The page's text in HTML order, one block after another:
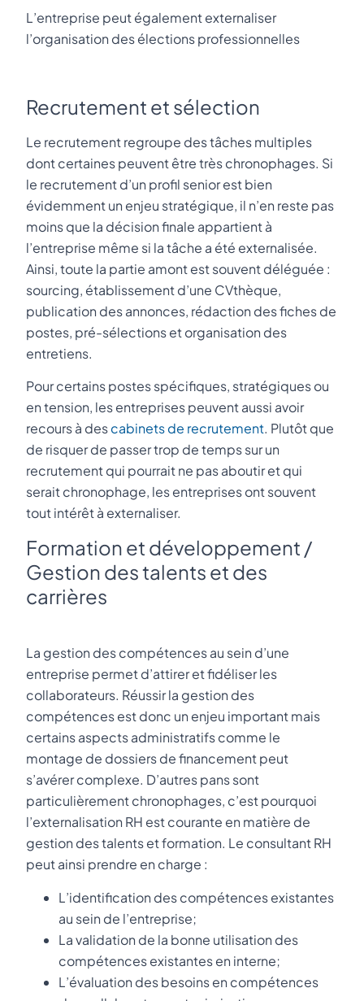
L’entreprise peut également externaliser
l’organisation des élections professionnelles
Recrutement et sélection
Le recrutement regroupe des tâches multiples
dont certaines peuvent être très chronophages. Si
le recrutement d’un profil senior est bien
évidemment un enjeu stratégique, il n’en reste pas
moins que la décision finale appartient à
l’entreprise même si la tâche a été externalisée.
Ainsi, toute la partie amont est souvent déléguée :
sourcing, établissement d’une CVthèque,
publication des annonces, rédaction des fiches de
postes, pré-sélections et organisation des
entretiens.
Pour certains postes spécifiques, stratégiques ou
en tension, les entreprises peuvent aussi avoir
recours à descabinets de recrutement. Plutôt que
de risquer de passer trop de temps sur un
recrutement qui pourrait ne pas aboutir et qui
serait chronophage, les entreprises ont souvent
tout intérêt à externaliser.
Formation et développement /
Gestion des talents et des
carrières
La gestion des compétences au sein d’une
entreprise permet d’attirer et fidéliser les
collaborateurs. Réussir la gestion des
compétences est donc un enjeu important mais
certains aspects administratifs comme le
montage de dossiers de financement peut
s’avérer complexe. D’autres pans sont
particulièrement chronophages, c’est pourquoi
l’externalisation RH est courante en matière de
gestion des talents et formation. Le consultant RH
peut ainsi prendre en charge :
L’identification des compétences existantes
au sein de l’entreprise;
La validation de la bonne utilisation des
compétences existantes en interne;
L’évaluation des besoins en compétences